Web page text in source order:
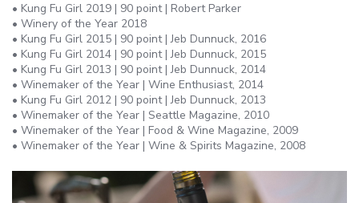
• Kung Fu Girl 2019 | 90 point | Robert Parker
• Winery of the Year 2018
• Kung Fu Girl 2015 | 90 point | Jeb Dunnuck, 2016
• Kung Fu Girl 2014 | 90 point | Jeb Dunnuck, 2015
• Kung Fu Girl 2013 | 90 point | Jeb Dunnuck, 2014
• Winemaker of the Year | Wine Enthusiast, 2014
• Kung Fu Girl 2012 | 90 point | Jeb Dunnuck, 2013
• Winemaker of the Year | Seattle Magazine, 2010
• Winemaker of the Year | Food & Wine Magazine, 2009
• Winemaker of the Year | Wine & Spirits Magazine, 2008